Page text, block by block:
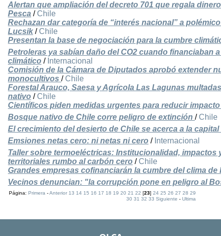
Alertan que ampliación del decreto 701 que regala
Pesca / Chile
Rechazan dar categoría de “interés nacional” a
Lucsik / Chile
Presentan la base de negociación para la cumbre
Petroleras ya sabían daño del CO2 cuando financiaban
climático / Internacional
Comisión de la Cámara de Diputados aprobó extender
monocultivos / Chile
Forestal Arauco, Saesa y Agrícola Las Lagunas
nativo / Chile
Científicos piden medidas urgentes para reducir
Bosque nativo de Chile corre peligro de extinción / Chile
El crecimiento del desierto de Chile se acerca a la
Emsiones netas cero: ni netas ni cero / Internacional
Taller sobre termoeléctricas: Institucionalidad, impactos
territoriales rumbo al carbón cero / Chile
Grandes empresas cofinanciarán la cumbre del clima de
Vecinos denuncian: "la corrupción pone en peligro al
Página:Primera -Anterior 13 14 15 16 17 18 19 20 21 22 [23]24 25 26 27 28 29
30 31 32 33 Siguiente -Ultima